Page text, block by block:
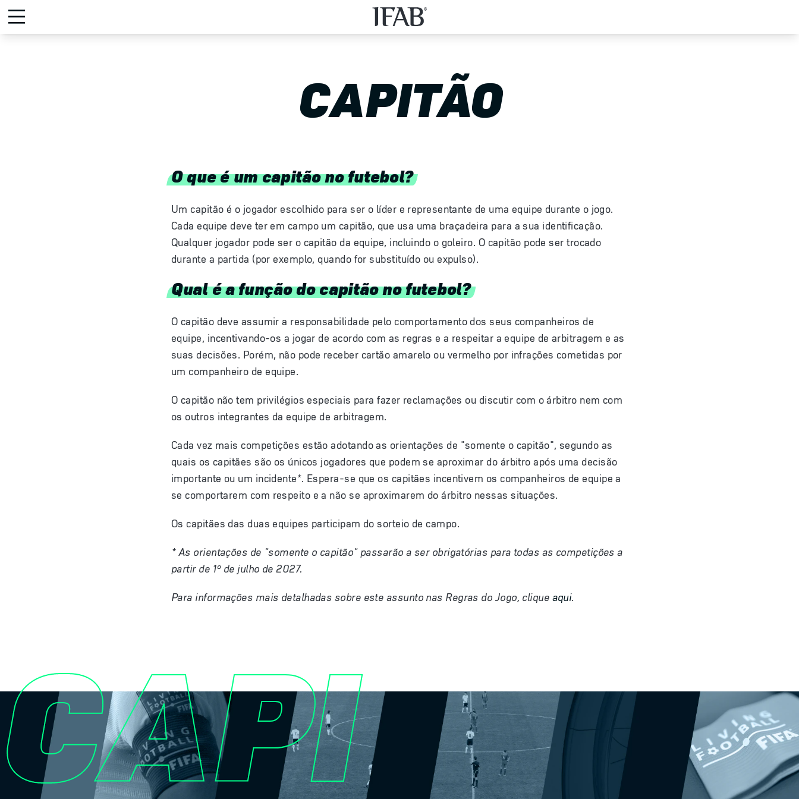
CAPITÃO
O que é um capitão no futebol?
Um capitão é o jogador escolhido para ser o líder e representante de uma equipe durante o jogo.
Cada equipe deve ter em campo um capitão, que usa uma braçadeira para a sua identificação.
Qualquer jogador pode ser o capitão da equipe, incluindo o goleiro. O capitão pode ser trocado
durante a partida (por exemplo, quando for substituído ou expulso).
Qual é a função do capitão no futebol?
O capitão deve assumir a responsabilidade pelo comportamento dos seus companheiros de
equipe, incentivando-os a jogar de acordo com as regras e a respeitar a equipe de arbitragem e as
suas decisões. Porém, não pode receber cartão amarelo ou vermelho por infrações cometidas por
um companheiro de equipe.
O capitão não tem privilégios especiais para fazer reclamações ou discutir com o árbitro nem com
os outros integrantes da equipe de arbitragem.
Cada vez mais competições estão adotando as orientações de "somente o capitão", segundo as
quais os capitães são os únicos jogadores que podem se aproximar do árbitro após uma decisão
importante ou um incidente*. Espera-se que os capitães incentivem os companheiros de equipe a
se comportarem com respeito e a não se aproximarem do árbitro nessas situações.
Os capitães das duas equipes participam do sorteio de campo.
* As orientações de "somente o capitão" passarão a ser obrigatórias para todas as competições a
partir de 1º de julho de 2027.
Para informações mais detalhadas sobre este assunto nas Regras do Jogo, clique aqui.
CAPI